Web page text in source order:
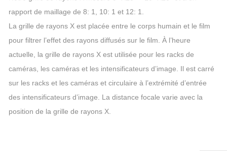
rapport de maillage de 8: 1, 10: 1 et 12: 1.
La grille de rayons X est placée entre le corps humain et le film
pour filtrer l’effet des rayons diffusés sur le film. À l’heure
actuelle, la grille de rayons X est utilisée pour les racks de
caméras, les caméras et les intensificateurs d’image. Il est carré
sur les racks et les caméras et circulaire à l’extrémité d’entrée
des intensificateurs d’image. La distance focale varie avec la
position de la grille de rayons X.